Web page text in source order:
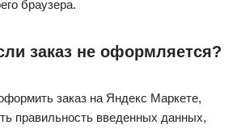
браузера.
заказ не оформляется?
заказ на Яндекс Маркете,
правильность введенных данных,